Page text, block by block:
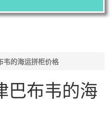
韦的海运拼柜价格
巴布韦的海